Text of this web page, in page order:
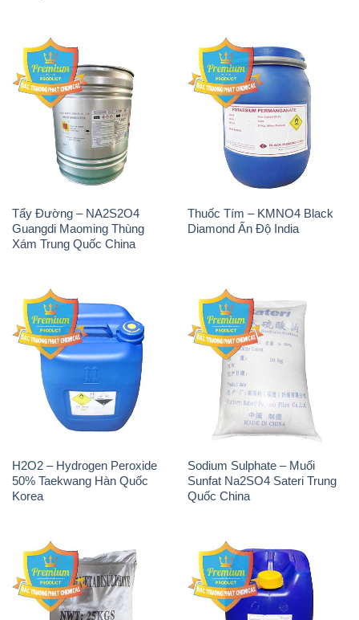
Tẩy Đường – NA2S2O4
Guangdi Maoming Thùng
Xám Trung Quốc China
Thuốc Tím – KMNO4 Black
Diamond Ấn Độ India
H2O2 – Hydrogen Peroxide
50% Taekwang Hàn Quốc
Korea
Sodium Sulphate – Muối
Sunfat Na2SO4 Sateri Trung
Quốc China